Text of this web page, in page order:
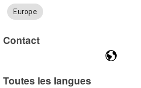
Europe
Contact
Toutes les langues